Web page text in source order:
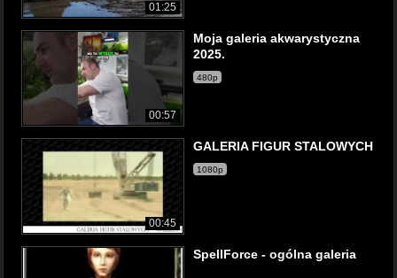
01:25
00:57
Moja galeria akwarystyczna
2025.
480p
00:45
GALERIA FIGUR STALOWYCH
1080p
SpellForce - ogólna galeria